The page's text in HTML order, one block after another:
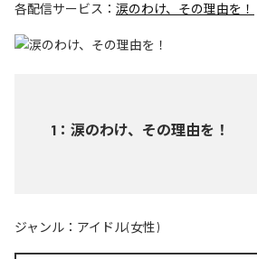
各配信サービス： 涙のわけ、その理由を！
1 ： 涙のわけ、その理由を！
ジャンル： アイドル(女性)